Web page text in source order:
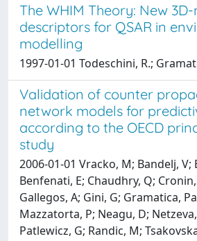
The WHIM Theory: New
descriptors for QSAR in
modelling
1997-01-01 Todeschini, R.;
Validation of counter
network models for
according to the OECD
study
2006-01-01 Vracko, M; Bandelj, V;
Benfenati, E; Chaudhry, Q;
Gallegos, A; Gini, G; Gramatica,
Mazzatorta, P; Neagu, D;
Patlewicz, G; Randic, M;